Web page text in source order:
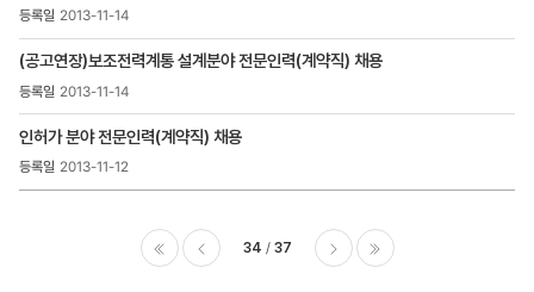
2013-11-14
(공고연장)보조전력계통 설계분야 전문인력(계약직) 채용
2013-11-14
인허가 분야 전문인력(계약직) 채용
2013-11-12
34 37